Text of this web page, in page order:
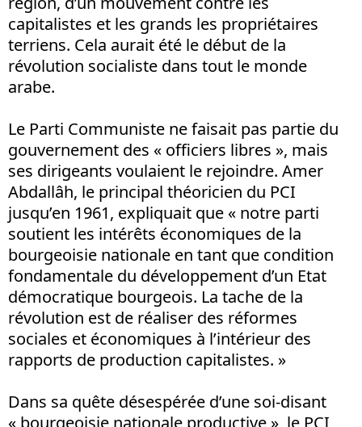
capitalistes et les grands les propriétaires
terriens. Cela aurait été le début de la
révolution socialiste dans tout le monde
arabe.
Le Parti Communiste ne faisait pas partie du
gouvernement des « officiers libres », mais
ses dirigeants voulaient le rejoindre. Amer
Abdallâh, le principal théoricien du PCI
jusqu’en 1961, expliquait que « notre parti
soutient les intérêts économiques de la
bourgeoisie nationale en tant que condition
fondamentale du développement d’un Etat
démocratique bourgeois. La tache de la
révolution est de réaliser des réformes
sociales et économiques à l’intérieur des
rapports de production capitalistes. »
Dans sa quête désespérée d’une soi-disant
« bourgeoisie nationale productive », le PCI